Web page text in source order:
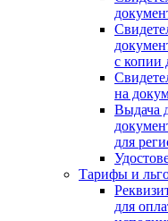
с копии
на
Выдача
для
Тарифы и
для